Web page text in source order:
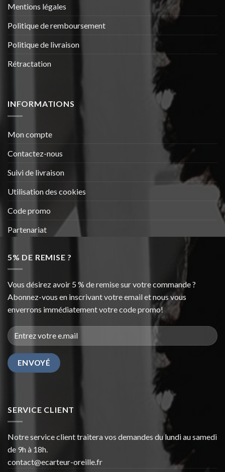
Mentions légales
Politique de remboursement
Politique de livraison
Rétractation
INFORMATIONS
Mon compte
Contactez-nous
Suivi de livraison
Utilisation des cookies
Code promo
Partenariat
5% DE REMISE ?
Vous désirez avoir 5 % de remise sur votre commande ?
Abonnez-vous en inscrivant votre email et nous vous
enverrons immédiatement votre code promo!
SERVICE CLIENT
Notre service client traitera vos demandes du lundi au samedi
de 9h à 18h.
contact@ecarteur-oreille.fr